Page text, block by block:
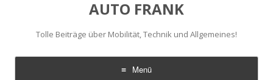
AUTO FRANK
Tolle Beiträge über Mobilität, Technik und Allgemeines!
Menü